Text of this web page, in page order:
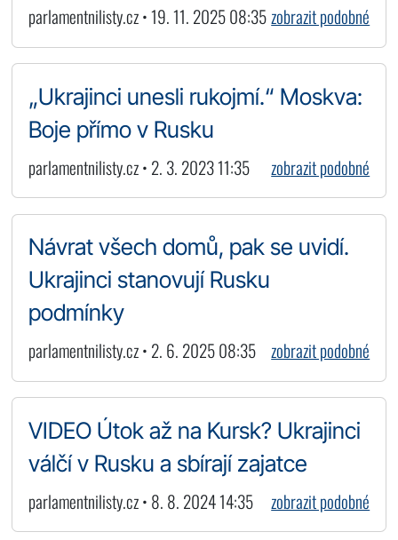
parlamentnilisty.cz • 19. 11. 2025 08:35zobrazit podobné
„Ukrajinci unesli rukojmí.“ Moskva:
Boje přímo v Rusku
parlamentnilisty.cz • 2. 3. 2023 11:35 zobrazit podobné
Návrat všech domů, pak se uvidí.
Ukrajinci stanovují Rusku
podmínky
parlamentnilisty.cz • 2. 6. 2025 08:35 zobrazit podobné
VIDEO Útok až na Kursk? Ukrajinci
válčí v Rusku a sbírají zajatce
parlamentnilisty.cz • 8. 8. 2024 14:35 zobrazit podobné